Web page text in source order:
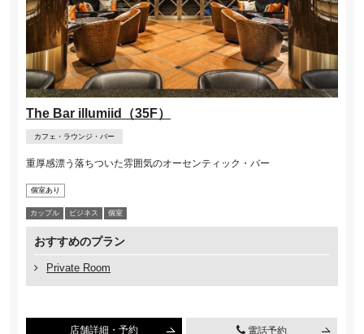
The Bar illumiid（35F）
カフェ・ラウンジ・バー
重厚感漂う落ちついた雰囲気のオーセンティック・バー
個室あり
カップル ビジネス 個室
おすすめのプラン
Private Room
店舗詳細・予約 電話予約